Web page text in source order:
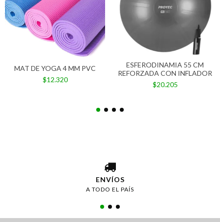
MAT DE YOGA 4 MM PVC
$12.320
ESFERODINAMIA 55 CM
REFORZADA CON INFLADOR
$20.205
ENVÍOS
A TODO EL PAÍS